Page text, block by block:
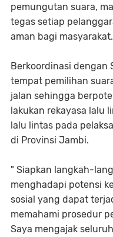
pemungutan suara,
tegas setiap
aman bagi
Berkoordinasi dengan
tempat pemilihan
jalan sehingga
lakukan rekayasa lalu
lalu lintas pada
di Provinsi Jambi.
" Siapkan langkah-
menghadapi potensi
sosial yang dapat
memahami prosedur
Saya mengajak